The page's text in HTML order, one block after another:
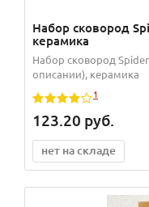
Набор сковород
керамика
Набор сковород
описании), керамика
1
123.20 руб.
нет на складе